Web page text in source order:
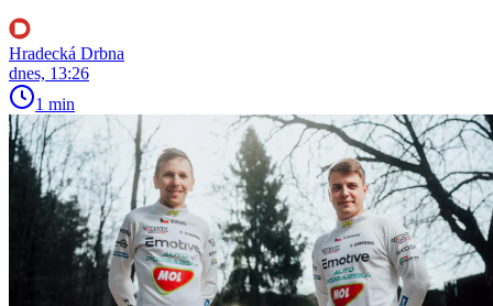
Hradecká Drbna
dnes, 13:26
1 min